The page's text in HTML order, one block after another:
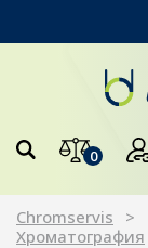
0
Chromservis
Хроматография